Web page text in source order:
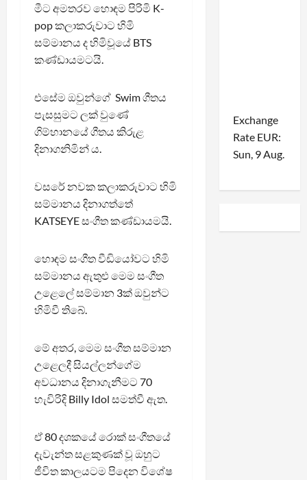
මීට අමතරව හොඳම පිරිමි K-
pop කලාකරුවාට හිමි
සම්මානය ද හිමිවූයේ BTS
කණ්ඩායමටයි.
එසේම ඔවුන්ගේ Swim ගීතය
පැසසුමට ලක් වුණේ
ගිම්හානයේ ගීතය කිරුළ
දිනාගනිමින් ය.
වසරේ නවක කලාකරුවාට හිමි
සම්මානය දිනාගත්තේ
KATSEYE සංගීත කණ්ඩායමයි.
හොඳම සංගීත වීඩියෝවට හිමි
සම්මානය ඇතුළු මෙම සංගීත
උළෙලේ සම්මාන 3ක් ඔවුන්ට
හිමිවී තිබේ.
මේ අතර, මෙම සංගීත සම්මාන
උළෙලදී සියල්ලන්ගේම
අවධානය දිනාගැනීමට 70
හැවිරිදි Billy Idol සමත්වී ඇත.
ඒ 80 දශකයේ රොක් සංගීතයේ
දැවැන්ත සළකුණක් වූ ඔහුට
ජීවිත කාලයටම පිදෙන විශේෂ
Exchange
Rate EUR:
Sun, 9 Aug.